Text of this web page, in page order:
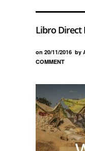
Libro Direct
on 20/11/2016 by
COMMENT